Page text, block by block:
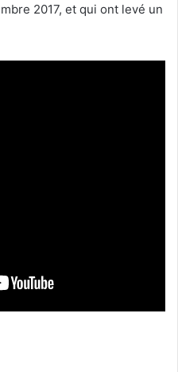
2017, et qui ont levé un